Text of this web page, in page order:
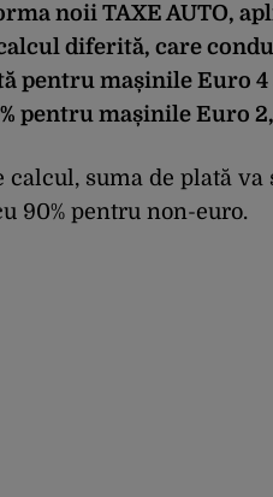
noii TAXE AUTO,
diferită, care
pentru mașinile Euro
pentru mașinile Euro
suma de plată va
90% pentru non-euro.